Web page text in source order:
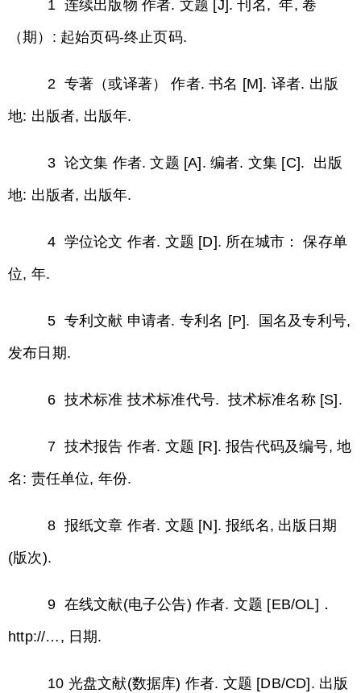
1 连续出版物 作者. 文题 [J]. 刊名, 年, 卷
（期）: 起始页码-终止页码.
2 专著（或译著） 作者. 书名 [M]. 译者. 出版
地: 出版者, 出版年.
3 论文集 作者. 文题 [A]. 编者. 文集 [C]. 出版
地: 出版者, 出版年.
4 学位论文 作者. 文题 [D]. 所在城市： 保存单
位, 年.
5 专利文献 申请者. 专利名 [P]. 国名及专利号,
发布日期.
6 技术标准 技术标准代号. 技术标准名称 [S].
7 技术报告 作者. 文题 [R]. 报告代码及编号, 地
名: 责任单位, 年份.
8 报纸文章 作者. 文题 [N]. 报纸名, 出版日期
(版次).
9 在线文献(电子公告) 作者. 文题 [EB/OL]．
http://…, 日期.
10 光盘文献(数据库) 作者. 文题 [DB/CD]. 出版